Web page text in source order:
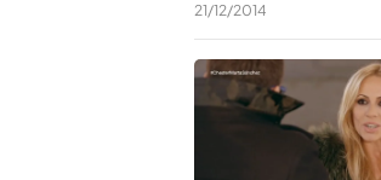
21/12/2014